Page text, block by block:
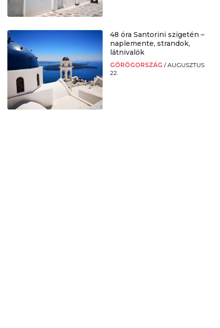
48 óra Santorini szigetén –
naplemente, strandok,
látnivalók
GÖRÖGORSZÁG /AUGUSZTUS
22.